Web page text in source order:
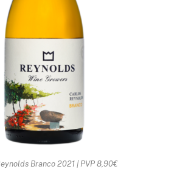
Branco 2021 | PVP 8,90€